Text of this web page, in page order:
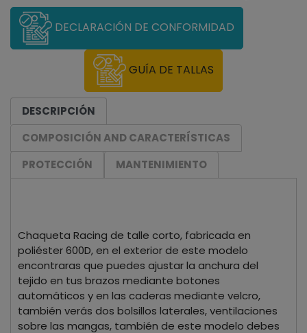
DECLARACIÓN DE CONFORMIDAD
GUÍA DE TALLAS
DESCRIPCIÓN
COMPOSICIÓN AND CARACTERÍSTICAS
PROTECCIÓN
MANTENIMIENTO
Chaqueta Racing de talle corto, fabricada en
poliéster 600D, en el exterior de este modelo
encontraras que puedes ajustar la anchura del
tejido en tus brazos mediante botones
automáticos y en las caderas mediante velcro,
también verás dos bolsillos laterales, ventilaciones
sobre las mangas, también de este modelo debes